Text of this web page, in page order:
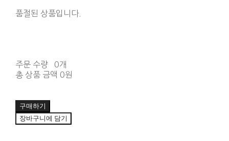
품절된 상품입니다.
주문 수량
0개
총 상품 금액 0원
구매하기
장바구니에 담기